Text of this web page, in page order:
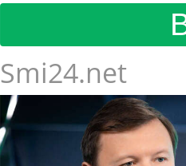
Smi24.net